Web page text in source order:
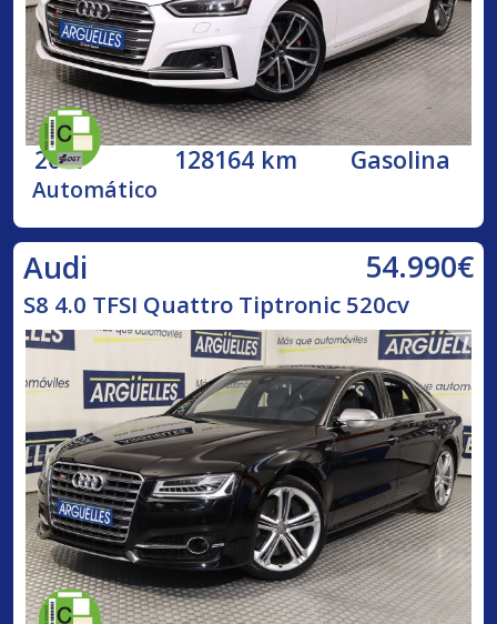
2017 128164 km Gasolina
Automático
Audi 54.990€
S8 4.0 TFSI Quattro Tiptronic 520cv